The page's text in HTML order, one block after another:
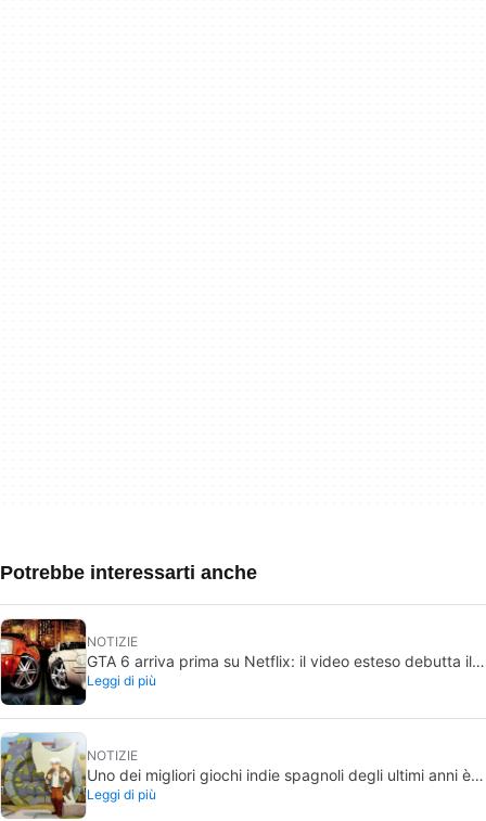
Potrebbe interessarti anche
NOTIZIE
GTA 6 arriva prima su Netflix: il video esteso debutta il
27 agosto
Leggi di più
NOTIZIE
Uno dei migliori giochi indie spagnoli degli ultimi anni è
gratis su Steam per i prossimi giorni
Leggi di più